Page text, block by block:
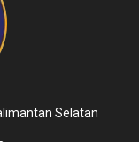
Selatan